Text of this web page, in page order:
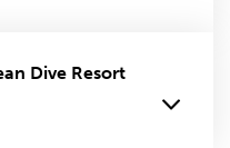
Dive Resort